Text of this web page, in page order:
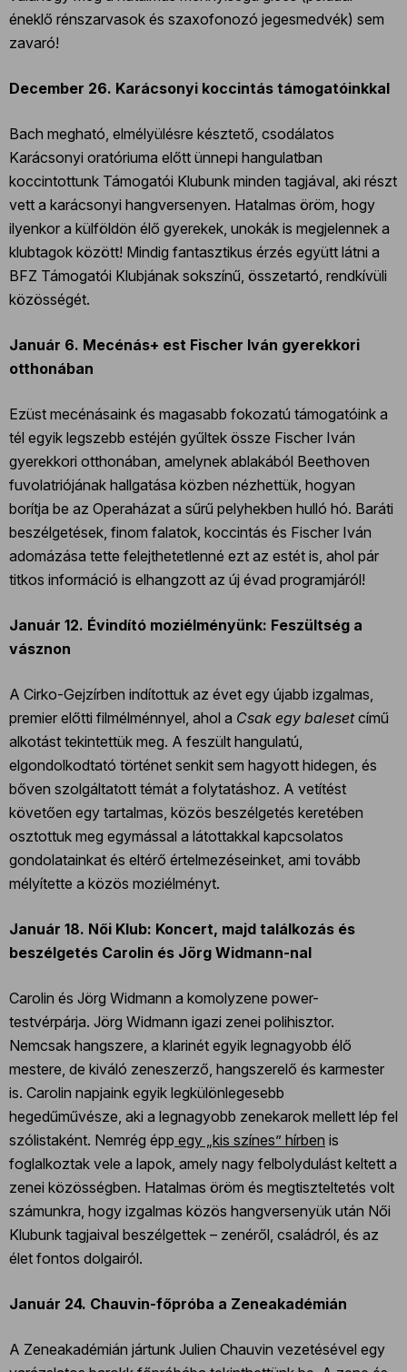
éneklő rénszarvasok és szaxofonozó jegesmedvék) sem
zavaró!
December 26. Karácsonyi koccintás támogatóinkkal
Bach megható, elmélyülésre késztető, csodálatos
Karácsonyi oratóriuma előtt ünnepi hangulatban
koccintottunk Támogatói Klubunk minden tagjával, aki részt
vett a karácsonyi hangversenyen. Hatalmas öröm, hogy
ilyenkor a külföldön élő gyerekek, unokák is megjelennek a
klubtagok között! Mindig fantasztikus érzés együtt látni a
BFZ Támogatói Klubjának sokszínű, összetartó, rendkívüli
közösségét.
Január 6. Mecénás+ est Fischer Iván gyerekkori
otthonában
Ezüst mecénásaink és magasabb fokozatú támogatóink a
tél egyik legszebb estéjén gyűltek össze Fischer Iván
gyerekkori otthonában, amelynek ablakából Beethoven
fuvolatriójának hallgatása közben nézhettük, hogyan
borítja be az Operaházat a sűrű pelyhekben hulló hó. Baráti
beszélgetések, finom falatok, koccintás és Fischer Iván
adomázása tette felejthetetlenné ezt az estét is, ahol pár
titkos információ is elhangzott az új évad programjáról!
Január 12. Évindító moziélményünk: Feszültség a
vásznon
A Cirko-Gejzírben indítottuk az évet egy újabb izgalmas,
premier előtti filmélménnyel, ahol a Csak egy balesetcímű
alkotást tekintettük meg. A feszült hangulatú,
elgondolkodtató történet senkit sem hagyott hidegen, és
bőven szolgáltatott témát a folytatáshoz. A vetítést
követően egy tartalmas, közös beszélgetés keretében
osztottuk meg egymással a látottakkal kapcsolatos
gondolatainkat és eltérő értelmezéseinket, ami tovább
mélyítette a közös moziélményt.
Január 18. Női Klub: Koncert, majd találkozás és
beszélgetés Carolin és Jörg Widmann-nal
Carolin és Jörg Widmann a komolyzene power-
testvérpárja. Jörg Widmann igazi zenei polihisztor.
Nemcsak hangszere, a klarinét egyik legnagyobb élő
mestere, de kiváló zeneszerző, hangszerelő és karmester
is. Carolin napjaink egyik legkülönlegesebb
hegedűművésze, aki a legnagyobb zenekarok mellett lép fel
szólistaként. Nemrég épp egy „kis színes” hírben is
foglalkoztak vele a lapok, amely nagy felbolydulást keltett a
zenei közösségben. Hatalmas öröm és megtiszteltetés volt
számunkra, hogy izgalmas közös hangversenyük után Női
Klubunk tagjaival beszélgettek – zenéről, családról, és az
élet fontos dolgairól.
Január 24. Chauvin-főpróba a Zeneakadémián
A Zeneakadémián jártunk Julien Chauvin vezetésével egy